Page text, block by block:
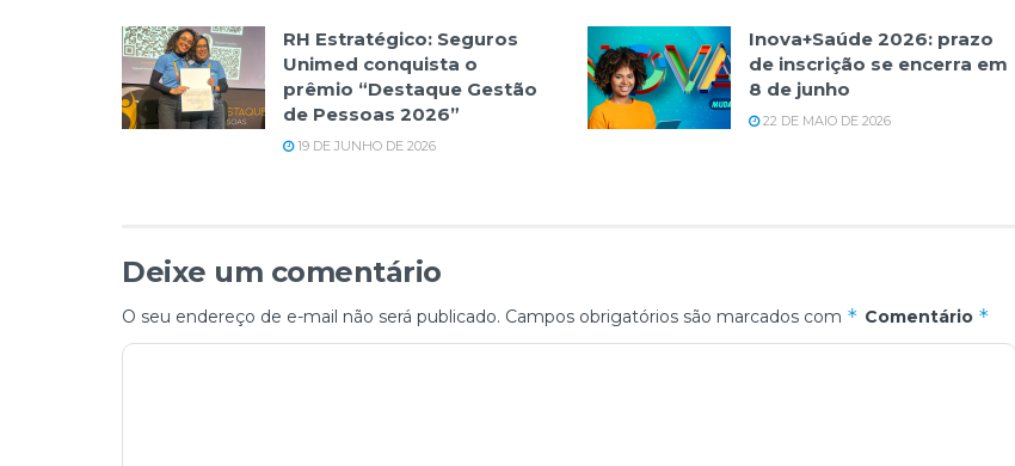
RH Estratégico: Seguros
Unimed conquista o
prêmio “Destaque Gestão
de Pessoas 2026”
19 DE JUNHO DE 2026
Inova+Saúde 2026: prazo
de inscrição se encerra em
8 de junho
22 DE MAIO DE 2026
Deixe um comentário
O seu endereço de e-mail não será publicado. Campos obrigatórios são marcados com * Comentário *